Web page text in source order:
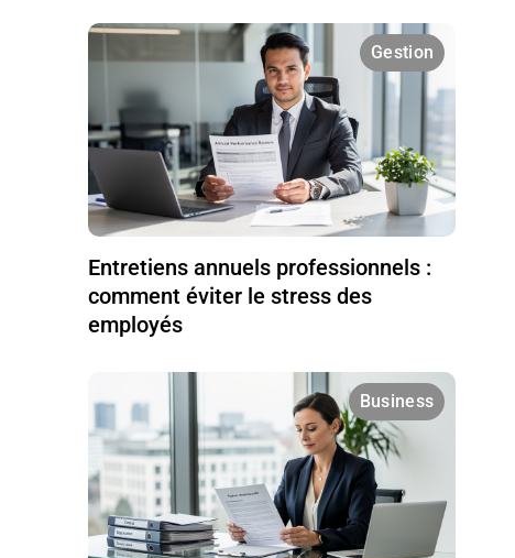
Gestion
Entretiens annuels professionnels :
comment éviter le stress des
employés
Business